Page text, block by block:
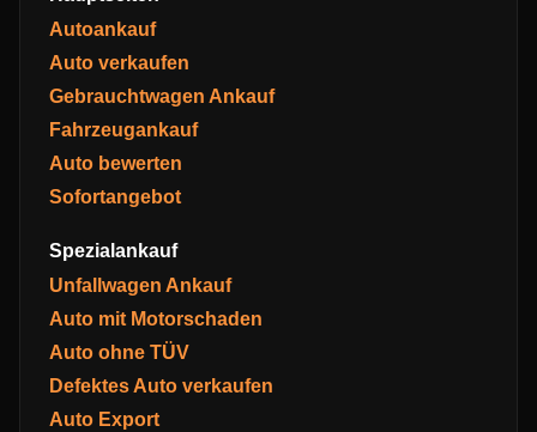
Autoankauf
Auto verkaufen
Gebrauchtwagen Ankauf
Fahrzeugankauf
Auto bewerten
Sofortangebot
Spezialankauf
Unfallwagen Ankauf
Auto mit Motorschaden
Auto ohne TÜV
Defektes Auto verkaufen
Auto Export